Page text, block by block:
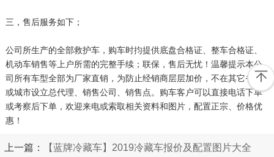
三，售后服务如下；
公司所生产的全部救护车，购车时抣提供底盘合格证、整车合格证、
机动车销售等上户所需的完整手续；联保，售后无忧！温馨提示本公
司所有车型全部为厂家直销，为防止经销商层层加价，不在其它省份
或城市设立总代理、销售公司、销售点。购车客户可以直接电话下单
或考察后下单，欢迎来电或索取相关资料和图片，配置正宗、价格优
惠！
上一篇： 【蓝牌冷藏车】2019冷藏车报价及配置图片大全